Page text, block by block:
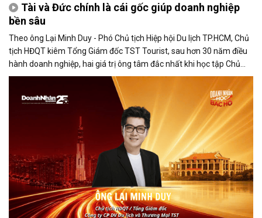
Tài và Đức chính là cái gốc giúp doanh nghiệp
bền sâu
Theo ông Lại Minh Duy - Phó Chủ tịch Hiệp hội Du lịch TP.HCM, Chủ
tịch HĐQT kiêm Tổng Giám đốc TST Tourist, sau hơn 30 năm điều
hành doanh nghiệp, hai giá trị ông tâm đắc nhất khi học tập Chủ
tịch Hồ Chí Minh là học tập suốt đời và Tài đi đôi với Đức. Với ông,
việc học không chỉ là đến trường mà còn là học từ đồng nghiệp, từ
thực tiễn và từ những việc nhỏ nhất mỗi ngày để không ngừng